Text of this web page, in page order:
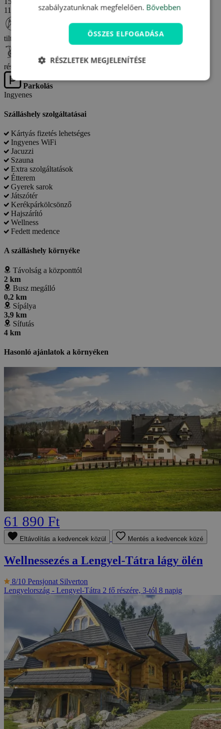
11:00-ig
tiltott
Akadálymentesség
részlegesen akadálymentes
Parkolás
Ingyenes
Szálláshely szolgáltatásai
Kártyás fizetés lehetséges
Ingyenes WiFi
Jacuzzi
Szauna
Extra szolgáltatások
Étterem
Gyerek sarok
Játszótér
Kerékpárkölcsönző
Hajszárító
Wellness
Fedett medence
A szálláshely környéke
Távolság a központtól
2 km
Busz megálló
0,2 km
Sípálya
3,9 km
Sífutás
4 km
Hasonló ajánlatok a környéken
61 890 Ft
Eltávolítás a kedvencek közül Mentés a kedvencek közé
Wellnessezés a Lengyel-Tátra lágy ölén
8/10 Pensjonat Silverton
Lengyelország - Lengyel-Tátra 2 fő részére, 3-tól 8 napig
szabályzatunknak megfelelően. Bővebben
ÖSSZES ELFOGADÁSA
RÉSZLETEK MEGJELENÍTÉSE